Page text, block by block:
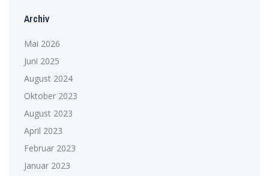
Archiv
Mai 2026
Juni 2025
August 2024
Oktober 2023
August 2023
April 2023
Februar 2023
Januar 2023